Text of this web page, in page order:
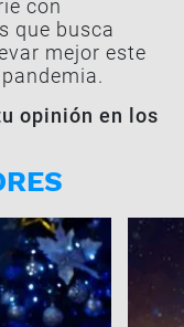
con
que busca
mejor este
opinión en los